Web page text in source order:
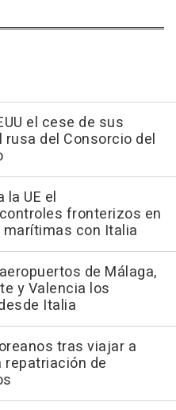
el cese de sus
del Consorcio del
UE el
fronterizos en
con Italia
de Málaga,
y Valencia los
Italia
tras viajar a
repatriación de